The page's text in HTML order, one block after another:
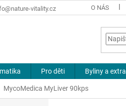
vitality.cz O NÁS
Pro děti Byliny a
MycoMedica MyLiver 90kps